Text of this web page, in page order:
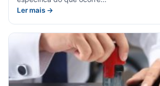
Ler mais →